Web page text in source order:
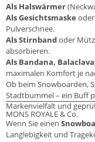
Als Halswärmer
Als Gesichtsmaske
Pulverschnee.
Als Stirnbandoder
absorbieren.
Als Bandana,
maximalen Komfort je
Ob beim Snowboarden,
Stadtbummel – ein Buff
Markenvielfalt und
MONS ROYALE & Co.
Wenn Sie einen
Langlebigkeit und